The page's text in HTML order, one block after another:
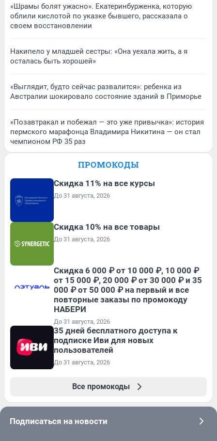
«Шрамы болят ужасно». Екатеринбурженка, которую
облили кислотой по указке бывшего, рассказала о
своем восстановлении
Накипело у младшей сестры: «Она уехала жить, а я
осталась быть хорошей»
«Выглядит, будто сейчас развалится»: ребенка из
Австралии шокировало состояние зданий в Приморье
«Позавтракал и побежал — это уже привычка»: история
пермского марафонца Владимира Никитина — он стал
чемпионом РФ 35 раз
ПРОМОКОДЫ
Скидка 11% на все курсы
До 31 августа, 2026
Скидка 10% на все товары
До 31 августа, 2026
Скидка 6 000 ₽ от 10 000 ₽, 10 000 ₽
от 15 000 ₽, 20 000 ₽ от 30 000 ₽ и 35
000 ₽ от 50 000 ₽ на первый и все
повторные заказы по промокоду
НАБЕРИ
До 31 августа, 2026
35 дней бесплатного доступа к
подписке Иви для новых
пользователей
До 31 августа, 2026
Все промокоды
Подписаться на новости